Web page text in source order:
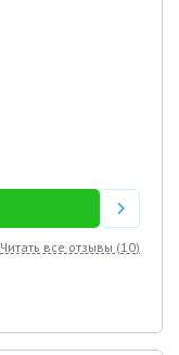
Читать все отзывы (10)